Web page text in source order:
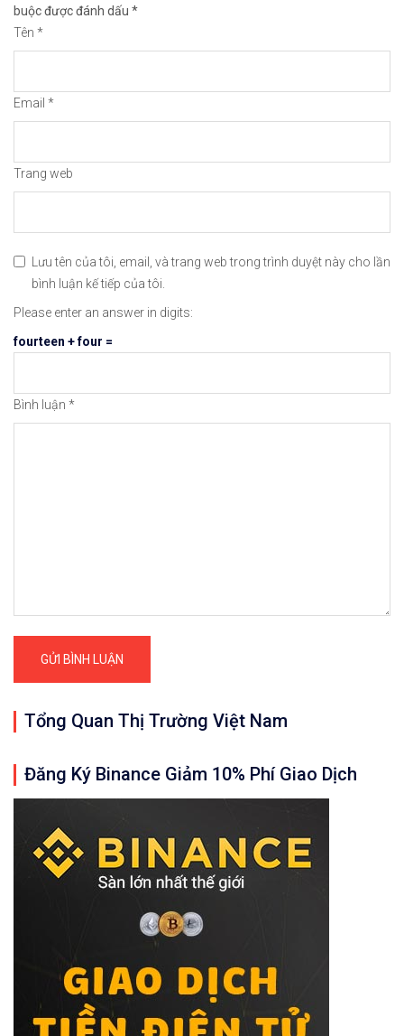
buộc được đánh dấu *
Tên *
Email *
Trang web
Lưu tên của tôi, email, và trang web trong trình duyệt này cho lần
bình luận kế tiếp của tôi.
Please enter an answer in digits:
fourteen + four =
Bình luận *
Tổng Quan Thị Trường Việt Nam
Đăng Ký Binance Giảm 10% Phí Giao Dịch